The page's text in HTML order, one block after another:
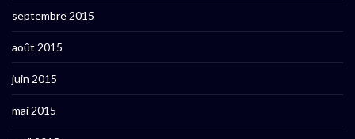
septembre 2015
août 2015
juin 2015
mai 2015